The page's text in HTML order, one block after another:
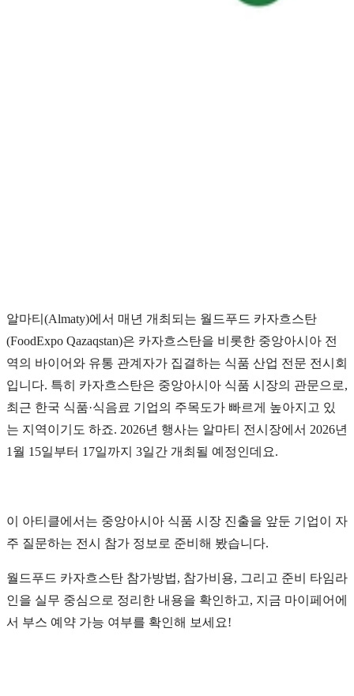
알마티(Almaty)에서 매년 개최되는 월드푸드 카자흐스탄
(FoodExpo Qazaqstan)은 카자흐스탄을 비롯한 중앙아시아 전
역의 바이어와 유통 관계자가 집결하는 식품 산업 전문 전시회
입니다. 특히 카자흐스탄은 중앙아시아 식품 시장의 관문으로,
최근 한국 식품·식음료 기업의 주목도가 빠르게 높아지고 있
는 지역이기도 하죠. 2026년 행사는 알마티 전시장에서 2026년
1월 15일부터 17일까지 3일간 개최될 예정인데요.
이 아티클에서는 중앙아시아 식품 시장 진출을 앞둔 기업이 자
주 질문하는 전시 참가 정보로 준비해 봤습니다.
월드푸드 카자흐스탄 참가방법, 참가비용, 그리고 준비 타임라
인을 실무 중심으로 정리한 내용을 확인하고, 지금 마이페어에
서 부스 예약 가능 여부를 확인해 보세요!